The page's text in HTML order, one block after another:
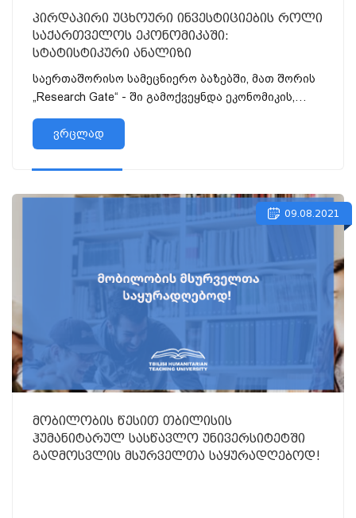
პირდაპირი უცხოური ინვესტიციების როლი
საქართველოს ეკონომიკაში:
სტატისტიკური ანალიზი
საერთაშორისო სამეცნიერო ბაზებში, მათ შორის
„Research Gate“ - ში გამოქვეყნდა ეკონომიკის,
ბიზნესისა და მართვის ფაკულტეტის დეკანი...
ვრცლად
09.08.2021
მობილობის წესით თბილისის
ჰუმანიტარულ სასწავლო უნივერსიტეტში
გადმოსვლის მსურველთა საყურადღებოდ!